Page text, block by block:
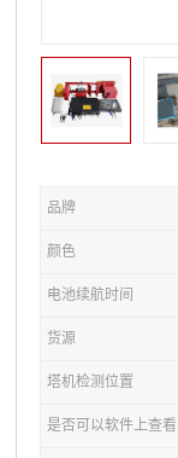
品牌
颜色
电池续航时间
货源
塔机检测位置
是否可以软件上查看